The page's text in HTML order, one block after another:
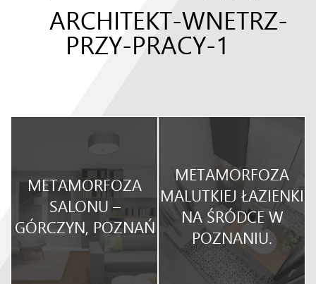
ARCHITEKT-WNETRZ-
PRZY-PRACY-1
METAMORFOZA
SALONU –
GÓRCZYN, POZNAŃ
METAMORFOZA
MALUTKIEJ ŁAZIENKI
NA ŚRÓDCE W
POZNANIU.